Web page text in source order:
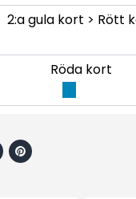
2:a gula kort > Rött
Röda kort